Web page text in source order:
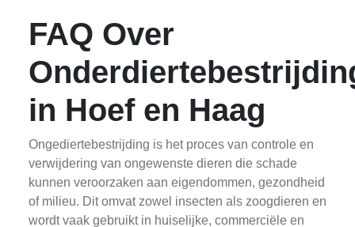
FAQ Over
in Hoef en Haag
Ongediertebestrijding is het proces van controle en
verwijdering van ongewenste dieren die schade
kunnen veroorzaken aan eigendommen, gezondheid
of milieu. Dit omvat zowel insecten als zoogdieren en
wordt vaak gebruikt in huiselijke, commerciële en